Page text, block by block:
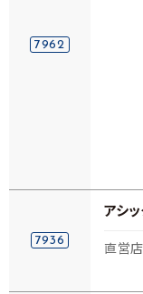
7962
7936
アシッ
直営